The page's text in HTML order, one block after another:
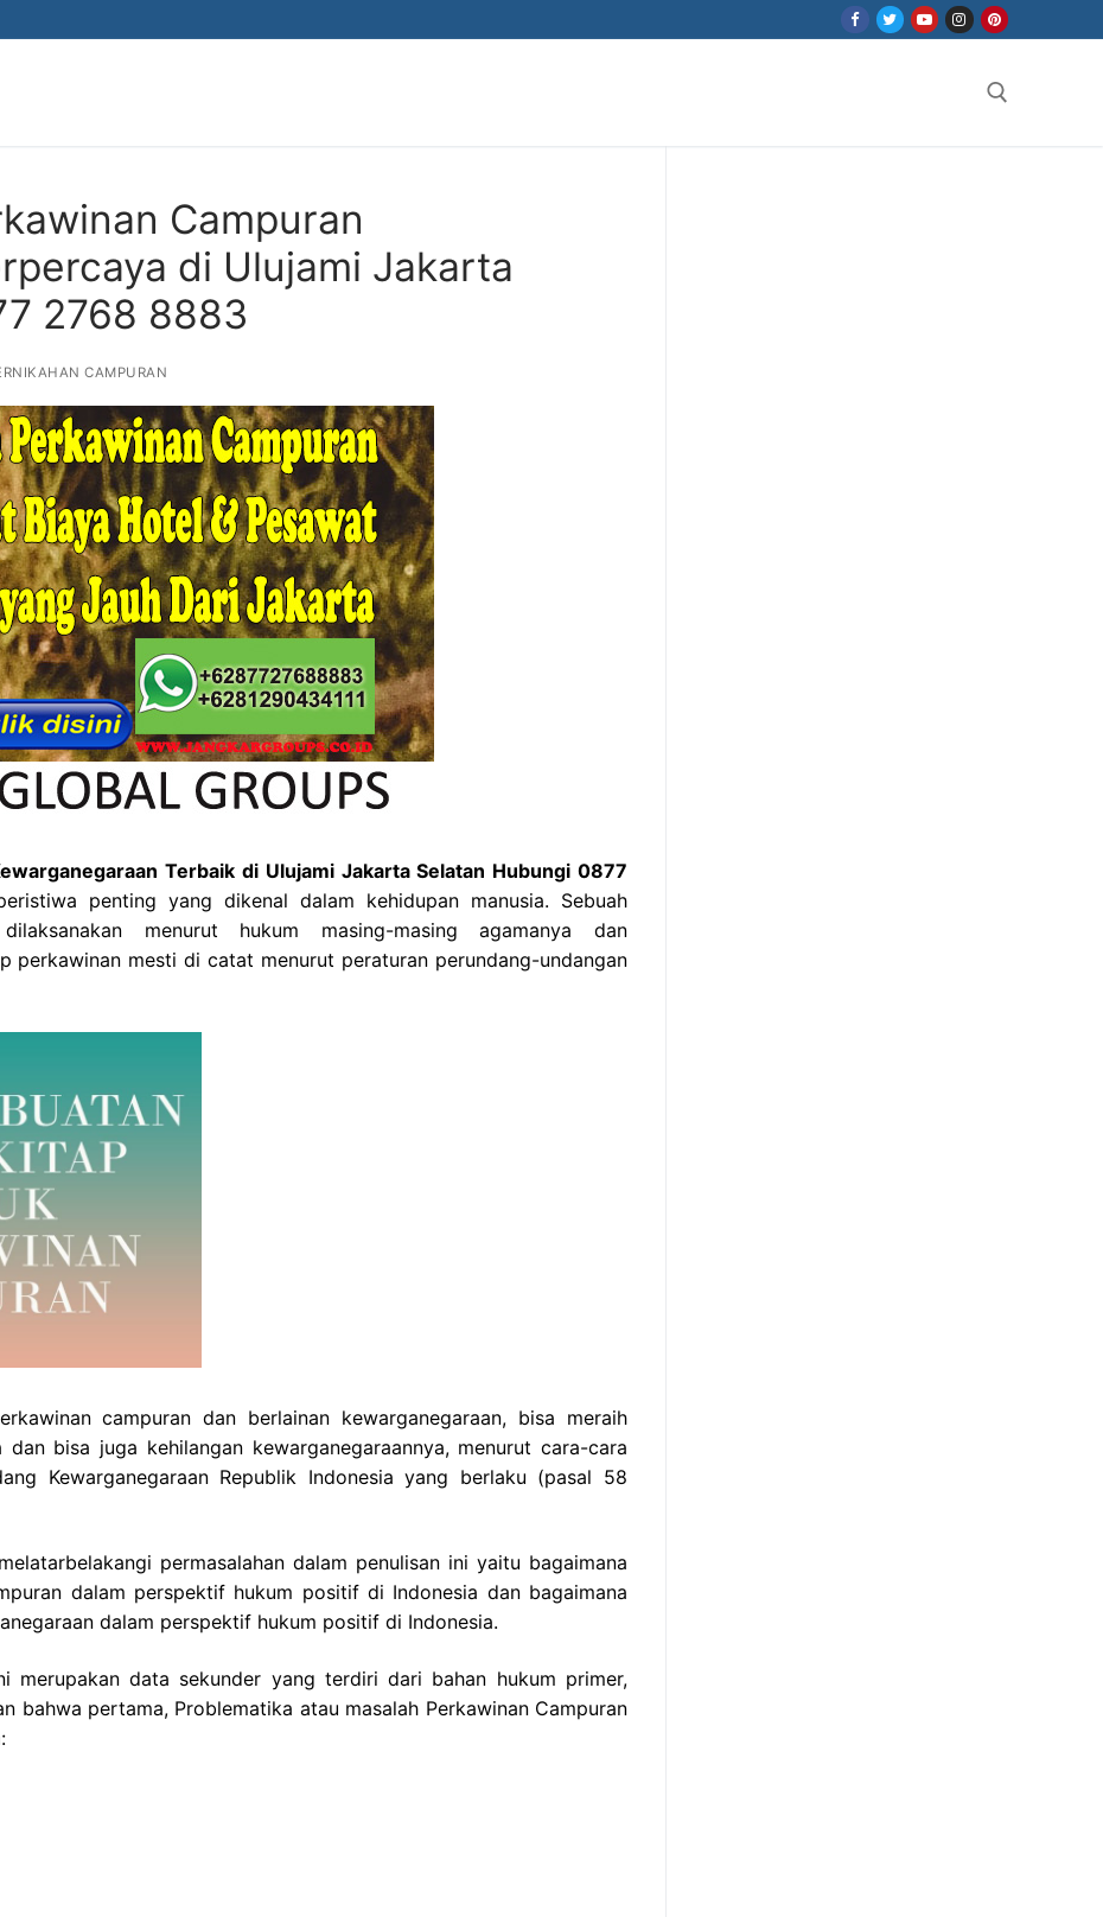
Campuran
di Ulujami Jakarta
2768 8883
CAMPURAN
Terbaik di Ulujami Jakarta Selatan Hubungi 0877
penting yang dikenal dalam kehidupan manusia. Sebuah
menurut hukum masing-masing agamanya dan
perkawinan mesti di catat menurut peraturan perundang-undangan
campuran dan berlainan kewarganegaraan, bisa meraih
bisa juga kehilangan kewarganegaraannya, menurut cara-cara
Kewarganegaraan Republik Indonesia yang berlaku (pasal 58
permasalahan dalam penulisan ini yaitu bagaimana
dalam perspektif hukum positif di Indonesia dan bagaimana
dalam perspektif hukum positif di Indonesia.
merupakan data sekunder yang terdiri dari bahan hukum primer,
bahwa pertama, Problematika atau masalah Perkawinan Campuran